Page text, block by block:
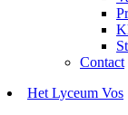
Contact
Het Lyceum Vos